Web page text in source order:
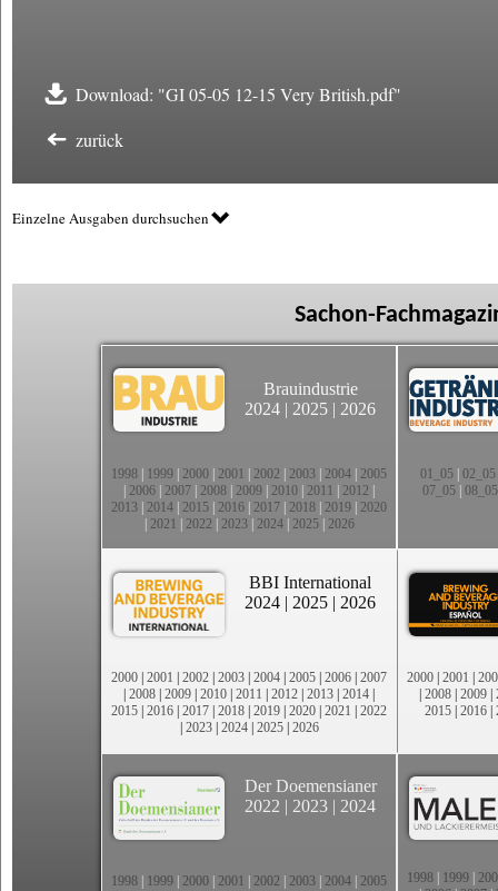
Download: "GI 05-05 12-15 Very British.pdf"
zurück
Einzelne Ausgaben durchsuchen
Sachon-
Brauindustrie
2024 | 2025 | 2026
1998 1999 2000 2001 2002 2003 2004 2005
2006 2007 2008 2009 2010 2011 2012
2013 2014 2015 2016 2017 2018 2019 2020
2021 2022 2023| 2024| 2025| 2026
01_05| 02_05
07_05 08_05
BBI International
2024 | 2025 | 2026
2000 | 2001 | 2002 | 2003 | 2004 | 2005 | 2006 | 2007
| 2008 | 2009 | 2010 | 2011 | 2012 | 2013 | 2014 |
2015 | 2016 | 2017 | 2018 | 2019 | 2020 | 2021 | 2022
| 2023| 2024| 2025| 2026
2000 | 2001 |
| 2008 | 2009 |
2015 | 2016 |
Der Doemensianer
2022 | 2023 | 2024
1998 1999 2000 2001 2002 2003 2004 2005
1998 1999